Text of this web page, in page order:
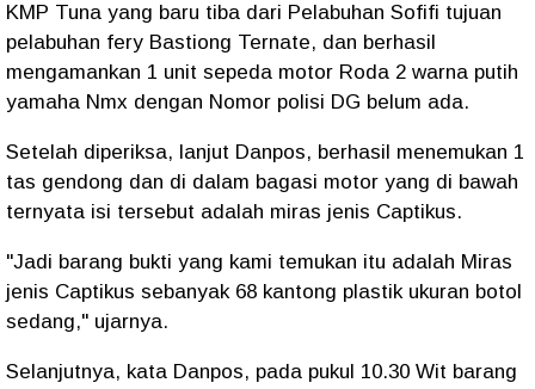
KMP Tuna yang baru tiba dari Pelabuhan Sofifi tujuan
pelabuhan fery Bastiong Ternate, dan berhasil
mengamankan 1 unit sepeda motor Roda 2 warna putih
yamaha Nmx dengan Nomor polisi DG belum ada.
Setelah diperiksa, lanjut Danpos, berhasil menemukan 1
tas gendong dan di dalam bagasi motor yang di bawah
ternyata isi tersebut adalah miras jenis Captikus.
"Jadi barang bukti yang kami temukan itu adalah Miras
jenis Captikus sebanyak 68 kantong plastik ukuran botol
sedang," ujarnya.
Selanjutnya, kata Danpos, pada pukul 10.30 Wit barang